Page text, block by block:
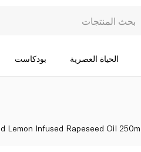
الحياة العصرية بودكاست
Lemon Infused Rapeseed Oil